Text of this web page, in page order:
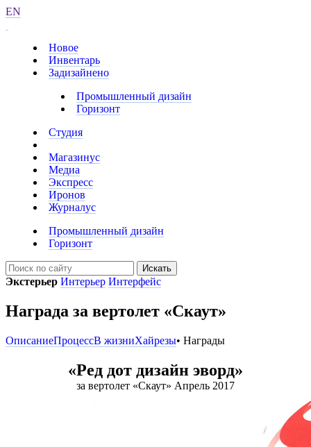
EN
Новое
Инвентарь
Задизайнено
Промышленный дизайн
Горизонт
Студия
Магазинус
Медиа
Экспресс
Иронов
Журналус
Промышленный дизайн
Горизонт
Искать
Экстерьер Интерьер Интерфейс
Награда за вертолет «Скаут»
ОписаниеПроцессВ жизниХайрезы• Награды
«Ред дот дизайн эворд»
за вертолет «Скаут» Апрель 2017